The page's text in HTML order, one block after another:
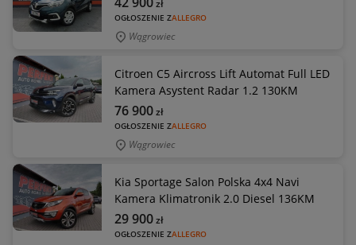
OGŁOSZENIE ZALLEGRO
zł
Wągrowiec
Citroen C5 Aircross Lift Automat Full LED
Kamera Asystent Radar 1.2 130KM
OGŁOSZENIE ZALLEGRO
76 900zł
Wągrowiec
Kia Sportage Salon Polska 4x4 Navi
Kamera Klimatronik 2.0 Diesel 136KM
OGŁOSZENIE ZALLEGRO
29 900zł